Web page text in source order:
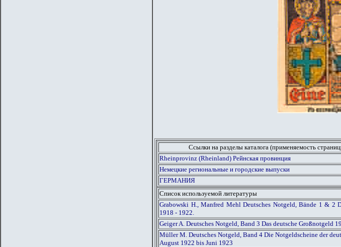
Ссылки на разделы каталога (применяемость
Rheinprovinz (Rheinland) Рейнская провинция
Немецкие региональные и городские выпуски
ГЕРМАНИЯ
Список используемой литературы
Grabowski H., Manfred Mehl Deutsches Notgeld, Bände 1 & 2
1918 - 1922.
Geiger A. Deutsches Notgeld, Band 3 Das deutsche Großnotgeld
Müller M. Deutsches Notgeld, Band 4 Die Notgeldscheine der
August 1922 bis Juni 1923